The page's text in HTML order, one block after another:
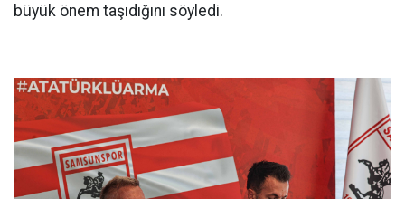
büyük önem taşıdığını söyledi.